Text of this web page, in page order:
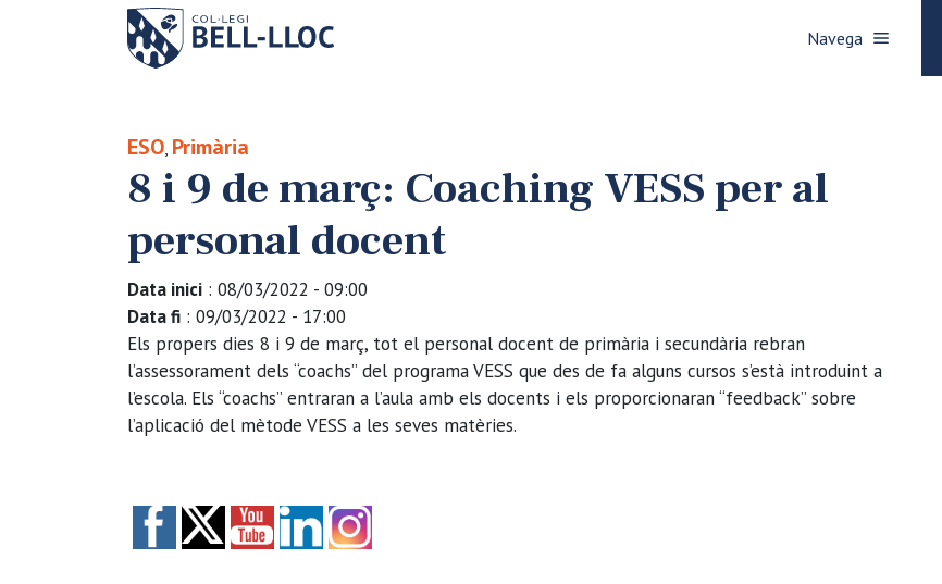
Navega
ESO, Primària
8 i 9 de març: Coaching VESS per al
personal docent
Data inici : 08/03/2022 - 09:00
Data fi : 09/03/2022 - 17:00
Els propers dies 8 i 9 de març, tot el personal docent de primària i secundària rebran
l’assessorament dels “coachs” del programa VESS que des de fa alguns cursos s’està introduint a
l’escola. Els “coachs” entraran a l’aula amb els docents i els proporcionaran “feedback” sobre
l’aplicació del mètode VESS a les seves matèries.